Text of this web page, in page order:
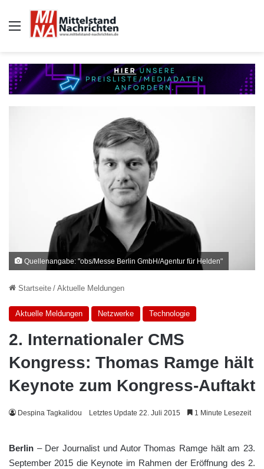
Auswahl
Quellenangabe: "obs/Messe Berlin GmbH/Agentur für Helden"
Startseite / Aktuelle Meldungen
Aktuelle Meldungen Netzwerke Technologie
2. Internationaler CMS
Kongress: Thomas Ramge hält
Keynote zum Kongress-Auftakt
Despina Tagkalidou Letztes Update 22. Juli 2015 1 Minute Lesezeit
Berlin – Der Journalist und Autor Thomas Ramge hält am 23.
September 2015 die Keynote im Rahmen der Eröffnung des 2.